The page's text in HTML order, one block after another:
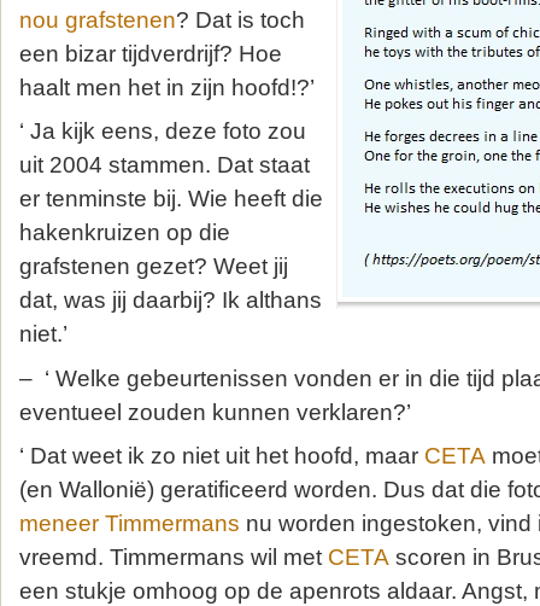
nou grafstenen? Dat is toch
een bizar tijdverdrijf? Hoe
haalt men het in zijn hoofd!?’
‘ Ja kijk eens, deze foto zou
uit 2004 stammen. Dat staat
er tenminste bij. Wie heeft die
hakenkruizen op die
grafstenen gezet? Weet jij
dat, was jij daarbij? Ik althans
niet.’
– ‘ Welke gebeurtenissen vonden er in die tijd
eventueel zouden kunnen verklaren?’
‘ Dat weet ik zo niet uit het hoofd, maar CETA
(en Wallonië) geratificeerd worden. Dus dat die
meneer Timmermans nu worden ingestoken, vind
vreemd. Timmermans wil met CETA scoren in
een stukje omhoog op de apenrots aldaar. Angst,